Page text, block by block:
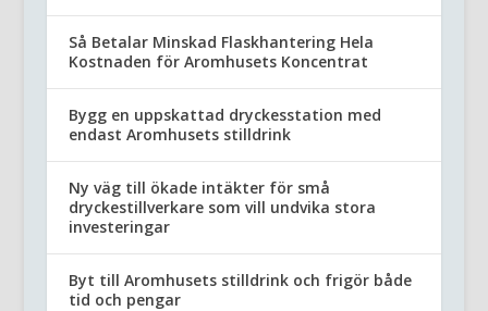
Så Betalar Minskad Flaskhantering Hela
Kostnaden för Aromhusets Koncentrat
Bygg en uppskattad dryckesstation med
endast Aromhusets stilldrink
Ny väg till ökade intäkter för små
dryckestillverkare som vill undvika stora
investeringar
Byt till Aromhusets stilldrink och frigör både
tid och pengar